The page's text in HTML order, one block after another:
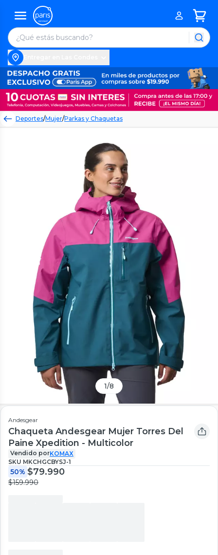
Deportes/Mujer/Parkas y Chaquetas
1/8
Andesgear
Chaqueta Andesgear Mujer Torres Del
Paine Xpedition - Multicolor
Vendido porKOMAX
SKU MKCHGCBYSJ-1
50% $79.990
$159.990